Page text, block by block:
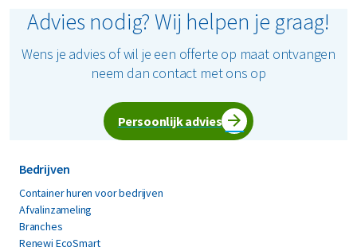
bedrijfsafval bij Renewi
Bij ons bestaat afval niet. Wanneer we jouw bedrijfsafval
hebben opgehaald, zorgen wij ervoor dat jouw afval
zoveel mogelijk gescheiden wordt aan de bron. Op deze
manier kunnen we verschillende grondstoffen
terugwinnen uit het afval. Afval is het begin van een cyclus
afval. Door onze duurzame afvalverwerking pakken we de
grondstoffenschaarste en het CO
Advies nodig? Wij helpen je graag!
Wens je advies of wil je een offerte op maat ontvangen
neem dan contact met ons op
Persoonlijk advies
Bedrijven
Container huren voor bedrijven
Afvalinzameling
Branches
Renewi EcoSmart